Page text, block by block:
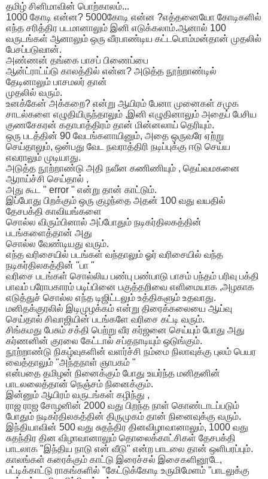
தமிழ் சினிமாவின் பொற்காலம்...
1000 கோடி என்ன? 5000கோடி என்ன ?எத்தனையோ கோடிகளில்
எந்த சரித்திர படமானாலும் இனி எடுக்கலாம்.ஆனால் 100
வருடங்கள் ஆனாலும் ஒரு வீரபாண்டிய கட்டபொம்மன்தான் முதலில்
பேசப்படுவான்.
அண்ணன் தங்கை பாசப் பிணைப்பை
ஆன்ட்ராட்ய்டு காலத்தில் என்ன? அடுத்த நூற்றாண்டில்
தேடினாலும் பாசமலர் தான்
முதலில் வரும்.
உனக்கேன் அக்கறை? என்று ஆயிரம் பேனா முனைகள் சமுக
சாடல்களை எழுதியிருந்தாலும் ,இனி எழுதினாலும் அதைப் பேசிய
குணசேகரன் கதாபாத்திரம் தான் மின்னலாய் தெரியும்.
ஒரு படத்தின் 90 வேடங்களாயினும், அதை ஒருவரே ஏற்று
செய்தாலும், ஒன்பது வேட நவராத்திரி நடிப்புக்கு ஈடு செய்ய
எவராலும் முடியாது.
அடுத்த நூற்றாண்டு அதி நவீன கணிணியும் , தெய்வமகனை
ஆராய்ச்சி செய்தால் ,
அது கூட " error " என்று தான் காட்டும்.
இப்போது பிறக்கும் ஒரு குழந்தை அதன் 100 வது வயதில்
தேசபக்தி காவியங்களை
சொல்ல விரும்பினால் அப்போதும் நடிகர்திலகத்தின்
படங்களைத்தான் அது
சொல்ல வேண்டியது வரும்.
எந்த வரிசையில் படங்கள் வந்தாலும் ஓர் வரிசையில் வந்த
நடிகர்திலகத்தின் "பா "
வரிசை படங்கள் சொல்லிய பண்பு பண்பாடு பாசம் பந்தம் பரிவு பக்தி
பாவம் பரோபகாரம் படிப்பினை பகுத்தறிவை எளிமையாக ,அழகாக
எடுத்துச் சொல்ல எந்த டிஜிட்டலும் உத்திகளும் உதவாது.
மனிதக்குரலில் இடிமுழக்கம் என்று திரைக்கலையை ஆய்வு
செய்தால் சிவாஜியின் படங்களே வரிசை கட்டி வரும்.
சிங்கமது பேசும் சக்தி பெற்று வீர கர்ஜனை செய்யும் போது அது
கர்ணனின் குரலை கேட்டால் சப்தநாடியும் ஒடுங்கும்.
நூற்றாண்டு நிகழ்வுகளின் வளர்ச்சி நம்மை நிலாவுக்கு புலம் பெயர
வைத்தாலும் "அந்தநாள் ஞாபகம் "
என்பதை தமிழன் நினைக்கும் போது உயர்ந்த மனிதனின்
பாடலலைத்தான் நெஞ்சம் நினைக்கும்.
இன்னும் ஆயிரம் வருடங்கள் கழிந்து ,
ராஜ ராஜ சோழனின் 2000 வது பிறந்த நாள் கொண்டாடப்படும்
போதும் நடிகர்திலகத்தின் திருமுகம் தான் நினைவுக்கு வரும்.
இந்தியாவின் 500 வது சுதந்திர தினவிழாவானாலும், 1000 வது
சுதந்திர தின விழாவானாலும் தொலைக்காட்சிகள் தேசபக்தி
பாடலாக "இந்திய நாடு என் வீடு" என்ற பாடலை தான் ஒளிபரப்பும்.
காலங்கள் கரைக்கும் காட்டு இரைச்சல் இசைகளினூடே,
பட்டிக்காட்டு ராகங்களில் "கேட்டுக்கோடி உருமிமேளம் "பாடலுக்கு